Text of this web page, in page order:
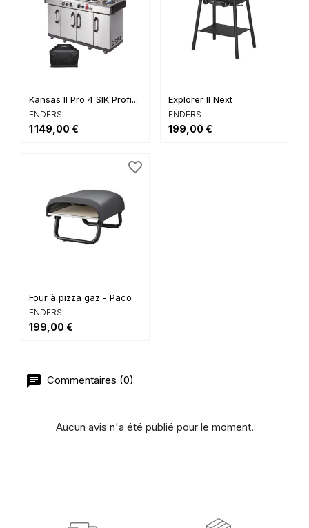
Kansas II Pro 4 SIK Profi...
ENDERS
1 149,00 €
Explorer II Next
ENDERS
199,00 €
Four à pizza gaz - Paco
ENDERS
199,00 €
favorite_border
Commentaires (0)
Aucun avis n'a été publié pour le moment.